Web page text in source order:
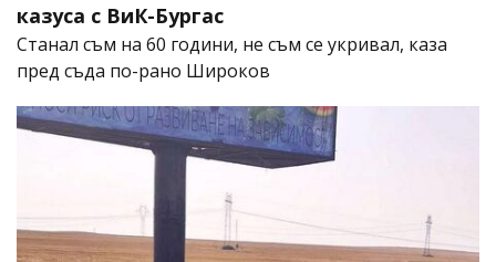
казуса с ВиК-Бургас
Станал съм на 60 години, не съм се укривал, каза
пред съда по-рано Широков